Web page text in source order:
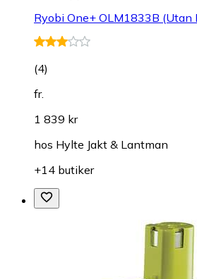
Ryobi One+ OLM1833B (Utan
(4)
fr.
1 839 kr
hos Hylte Jakt & Lantman
+14 butiker